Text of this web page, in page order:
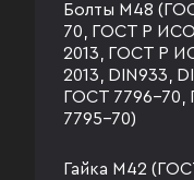
Болты М48
70, ГОСТ Р
2013, ГОСТ Р
2013, DIN933,
ГОСТ 7796-70,
7795-70)
Гайка М42